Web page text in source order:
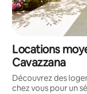
Locations
Cavazzana
Découvrez des
chez vous pour un